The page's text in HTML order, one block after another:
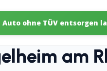
Auto ohne TÜV entsorgen
am